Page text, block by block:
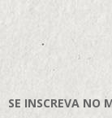
SE INSCREVA NO